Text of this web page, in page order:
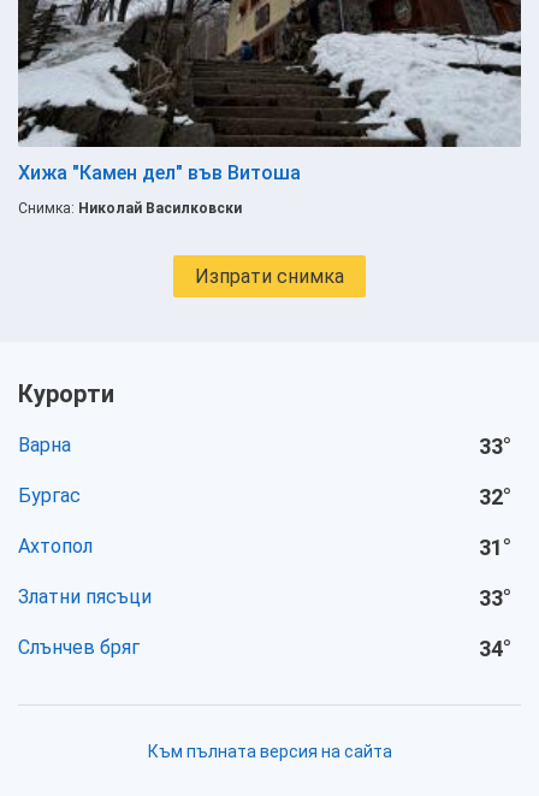
Хижа "Камен дел" във Витоша
Снимка: Николай Василковски
Изпрати снимка
Курорти
Варна 33°
Бургас 32°
Ахтопол 31°
Златни пясъци 33°
Слънчев бряг 34°
Към пълната версия на сайта